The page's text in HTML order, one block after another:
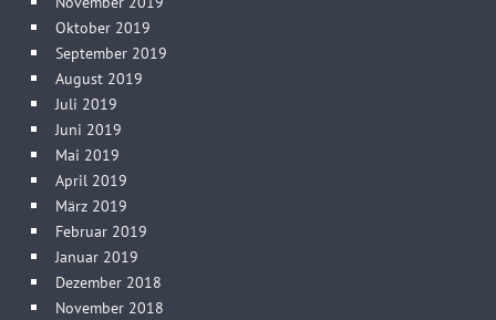
Oktober 2019
September 2019
August 2019
Juli 2019
Juni 2019
Mai 2019
April 2019
März 2019
Februar 2019
Januar 2019
Dezember 2018
November 2018